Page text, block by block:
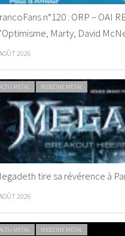
n°120 : ORP – OAI
Marty, David
2026
METAL WEBZINE METAL
tire sa révérence à
2026
METAL WEBZINE METAL